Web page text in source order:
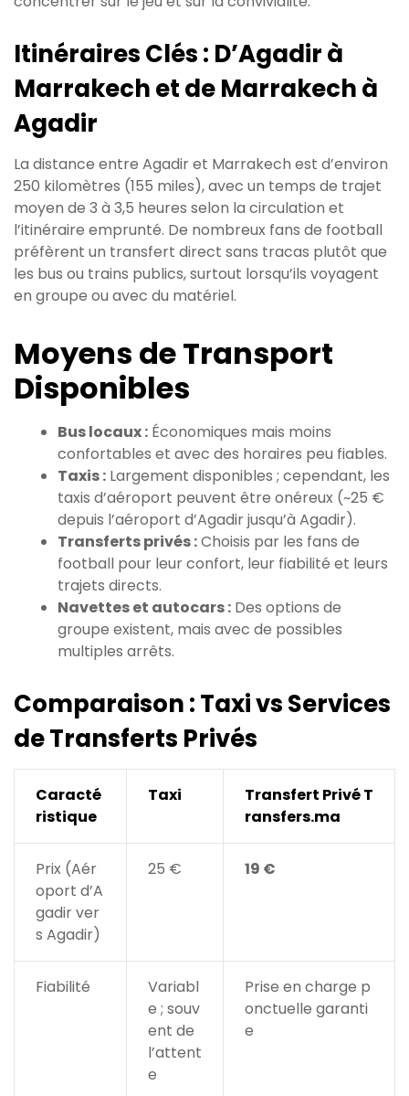
Itinéraires Clés : D’Agadir à
Marrakech et de Marrakech à
Agadir
La distance entre Agadir et Marrakech est d’environ
250 kilomètres (155 miles), avec un temps de trajet
moyen de 3 à 3,5 heures selon la circulation et
l’itinéraire emprunté. De nombreux fans de football
préfèrent un transfert direct sans tracas plutôt que
les bus ou trains publics, surtout lorsqu’ils voyagent
en groupe ou avec du matériel.
Moyens de Transport
Disponibles
Bus locaux : Économiques mais moins
confortables et avec des horaires peu fiables.
Taxis : Largement disponibles ; cependant, les
taxis d’aéroport peuvent être onéreux (~25 €
depuis l’aéroport d’Agadir jusqu’à Agadir).
Transferts privés :Choisis par les fans de
football pour leur confort, leur fiabilité et leurs
trajets directs.
Navettes et autocars : Des options de
groupe existent, mais avec de possibles
multiples arrêts.
Comparaison : Taxi vs Services
de Transferts Privés
Caracté
ristique
Taxi
Transfert Privé T
ransfers.ma
Prix (Aér
oport d’A
gadir ver
s Agadir)
25 € 19 €
Fiabilité
Variabl
e ; souv
ent de
l’attent
e
Prise en charge p
onctuelle garanti
e